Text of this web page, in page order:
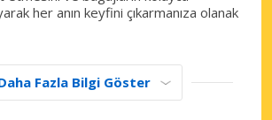
her anın keyfini çıkarmanıza olanak
Fazla Bilgi Göster